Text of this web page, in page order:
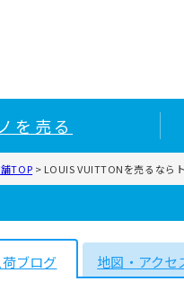
を売る
TOP > LOUIS VUITTONを売るなら
ブログ 地図・アクセ